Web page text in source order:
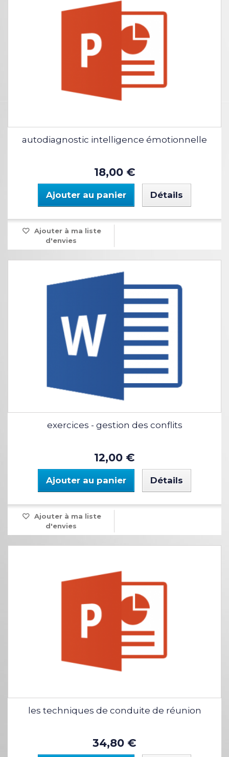
autodiagnostic intelligence émotionnelle
18,00 €
Ajouter au panier Détails
Ajouter à ma liste
d'envies
exercices - gestion des conflits
12,00 €
Ajouter au panier Détails
Ajouter à ma liste
d'envies
les techniques de conduite de réunion
34,80 €